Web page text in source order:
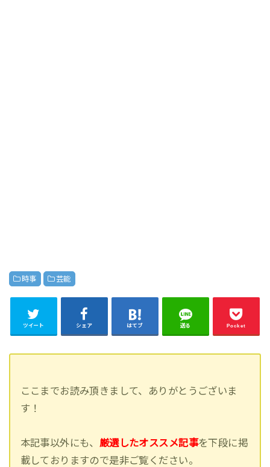
時事 芸能
ツイート シェア はてブ 送る Pocket
ここまでお読み頂きまして、ありがとうございま
す！
本記事以外にも、 厳選したオススメ記事を下段に掲
載しておりますので是非ご覧ください。